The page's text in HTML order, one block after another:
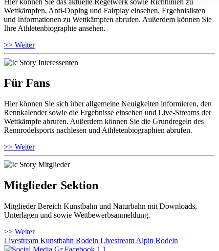
Wettkämpfen, Anti-Doping und Fairplay einsehen, Ergebnislisten
und Informationen zu Wettkämpfen abrufen. Außerdem können Sie
Ihre Athletenbiographie ansehen.
>> Weiter
Für Fans
Hier können Sie sich über allgemeine Neuigkeiten informieren, den
Rennkalender sowie die Ergebnisse einsehen und Live-Streams der
Wettkämpfe abrufen. Außerdem können Sie die Grundregeln des
Rennrodelsports nachlesen und Athletenbiographien abrufen.
>> Weiter
Mitglieder Sektion
Mitglieder Bereich Kunstbahn und Naturbahn mit Downloads,
Unterlagen und sowie Wettbewerbsanmeldung.
>> Weiter
Livestream Kunstbahn Rodeln Livestream Alpin Rodeln